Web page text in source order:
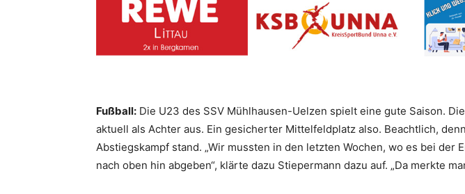
Fußball: Die U23 des SSV Mühlhausen-Uelzen spielt eine gute Saison.
aktuell als Achter aus. Ein gesicherter Mittelfeldplatz also. Beachtlich,
Abstiegskampf stand. „Wir mussten in den letzten Wochen, wo es bei
nach oben hin abgeben“, klärte dazu Stiepermann dazu auf. „Da merkte